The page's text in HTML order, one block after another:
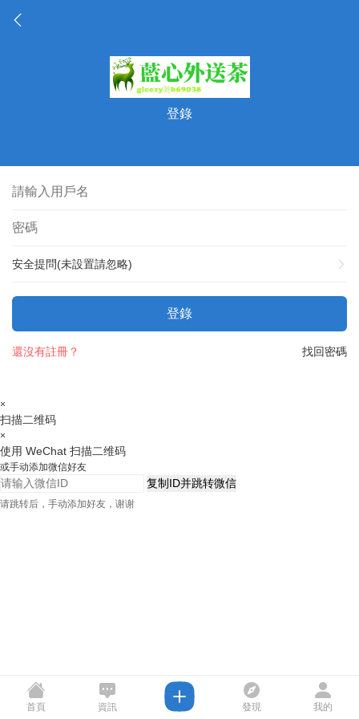
登錄
安全提問(未設置請忽略)
登錄
找回密碼
還沒有註冊？
×
扫描二维码
×
使用 WeChat 扫描二维码
或手动添加微信好友
复制ID并跳转微信
请跳转后，手动添加好友，谢谢
首頁 資訊 發現 我的